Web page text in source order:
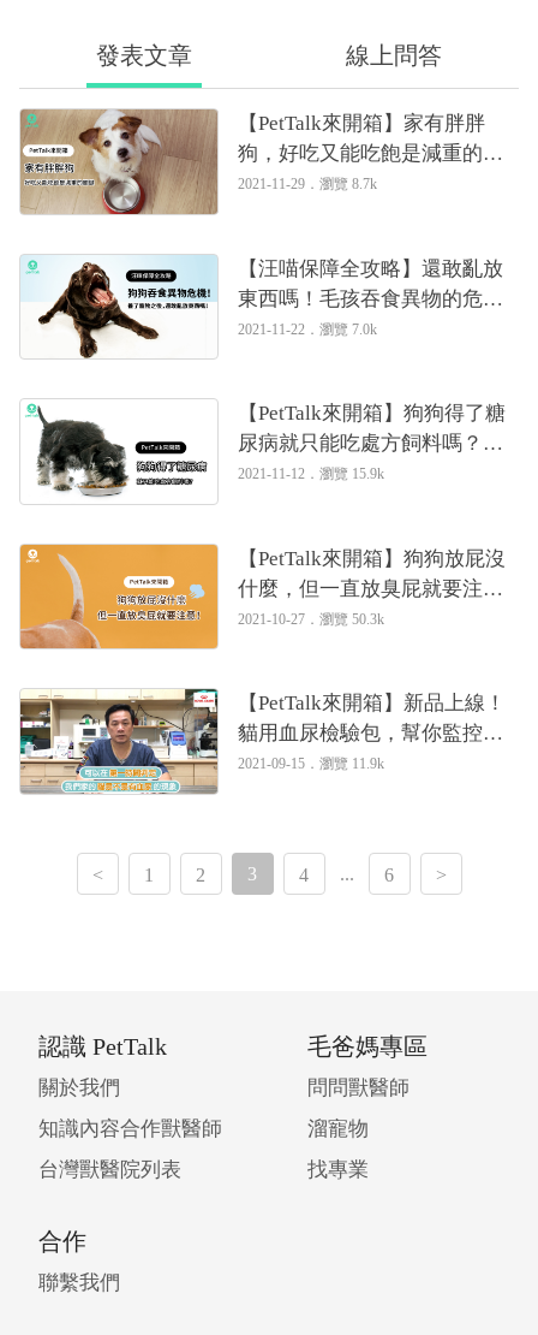
發表文章 線上問答
【PetTalk來開箱】家有胖胖
狗，好吃又能吃飽是減重的關
鍵｜專業獸醫—姚勝隆
2021-11-29．瀏覽 8.7k
【汪喵保障全攻略】還敢亂放
東西嗎！毛孩吞食異物的危機
｜專業獸醫—姚勝隆
2021-11-22．瀏覽 7.0k
【PetTalk來開箱】狗狗得了糖
尿病就只能吃處方飼料嗎？｜
專業獸醫—姚勝隆
2021-11-12．瀏覽 15.9k
【PetTalk來開箱】狗狗放屁沒
什麼，但一直放臭屁就要注
意！｜專業獸醫—姚勝隆
2021-10-27．瀏覽 50.3k
【PetTalk來開箱】新品上線！
貓用血尿檢驗包，幫你監控貓
咪的健康！｜專業獸醫—姚勝
2021-09-15．瀏覽 11.9k
< 1 2 3 4 ... 6 >
認識 PetTalk
關於我們
知識內容合作獸醫師
台灣獸醫院列表
毛爸媽專區
問問獸醫師
溜寵物
找專業
合作
聯繫我們